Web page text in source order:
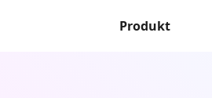
Produkt